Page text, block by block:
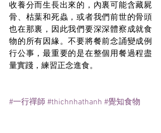
收養分而生長出來的，內裏可能含藏屍
骨、枯葉和死蟲，或者我們前世的骨頭
也在那裏，因此我們要深深體察成就食
物的所有因緣。不要將餐前念誦變成例
行公事，最重要的是在整個用餐過程盡
量實踐，練習正念進食。
#一行禪師 #thichnhathanh #覺知食物